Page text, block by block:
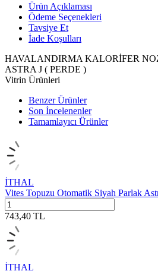
Ürün Açıklaması
Ödeme Seçenekleri
Tavsiye Et
İade Koşulları
HAVALANDIRMA KALORİFER
ASTRA J ( PERDE )
Vitrin Ürünleri
Benzer Ürünler
Son İncelenenler
Tamamlayıcı Ürünler
İTHAL
Vites Topuzu Otomatik Siyah Parlak
743,40 TL
İTHAL